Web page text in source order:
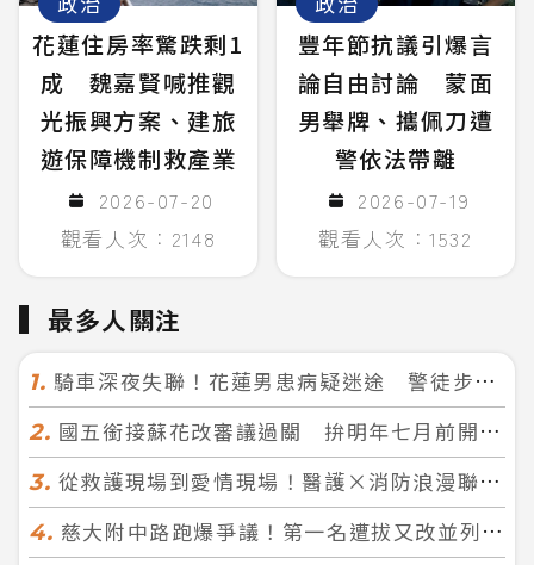
花蓮住房率驚跌剩1
成 魏嘉賢喊推觀
光振興方案、建旅
遊保障機制救產業
2026-07-20
觀看人次：2148
豐年節抗議引爆言
論自由討論 蒙面
男舉牌、攜佩刀遭
警依法帶離
2026-07-19
觀看人次：1532
最多人關注
1. 騎車深夜失聯！花蓮男患病疑迷途 警徒步百米急尋救回一命
2. 國五銜接蘇花改審議過關 拚明年七月前開工！台北花蓮2小時生活圈成形
3. 從救護現場到愛情現場！醫護×消防浪漫聯誼 32人配對成功5對
4. 慈大附中路跑爆爭議！第一名遭拔又改並列 家長怒：難以接受